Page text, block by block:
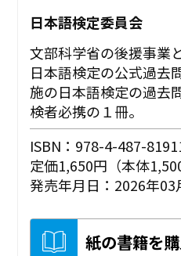
日本語検定委員会
文部科学省の後援事業
日本語検定の公式過去
施の日本語検定の過去
検者必携の１冊。
ISBN：978-4-487-
定価1,650円（本体
発売年月日：2026年03
紙の書籍を